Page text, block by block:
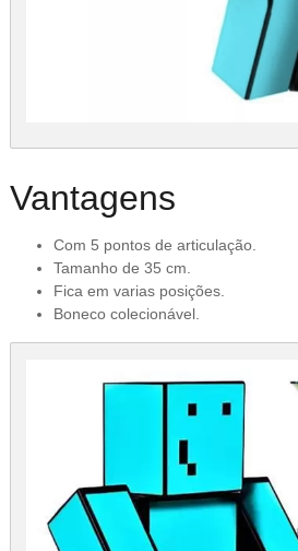
Vantagens
Com 5 pontos de articulação.
Tamanho de 35 cm.
Fica em varias posições.
Boneco colecionável.